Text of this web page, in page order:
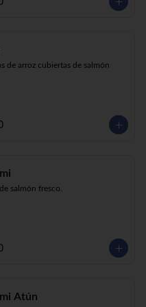
de arroz cubiertas de salmón
salmón fresco.
Atún